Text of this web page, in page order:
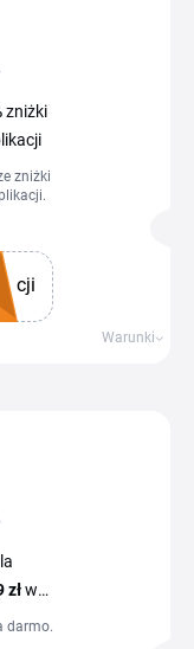
zniżki
zniżki
cji
Warunki
złw
darmo.